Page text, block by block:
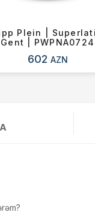
Plein |
Gent | PWPNA0724
602 AZN